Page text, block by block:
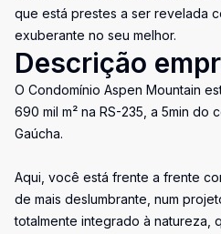
que está prestes a ser revelada
exuberante no seu melhor.
Descrição
O Condomínio Aspen Mountain
690 mil m² na RS-235, a 5min do
Gaúcha.
Aqui, você está frente a frente
de mais deslumbrante, num
totalmente integrado à natureza,